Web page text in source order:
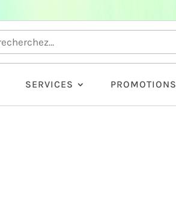
SERVICES PROMOTIONS